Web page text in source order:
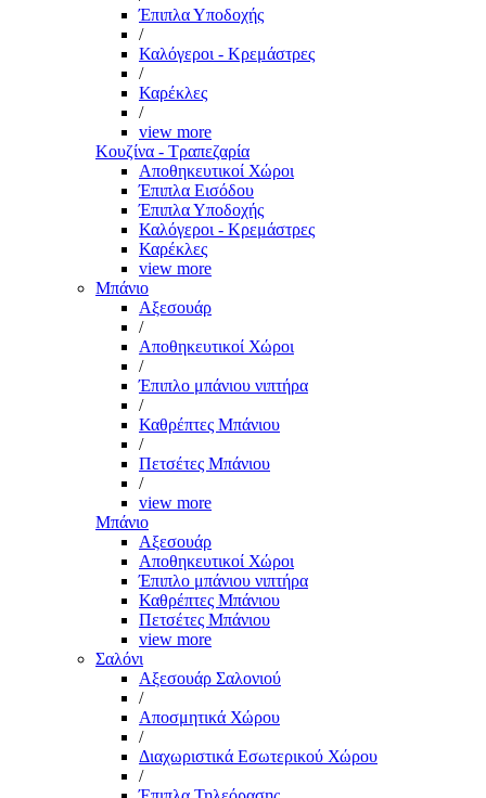
Έπιπλα Υποδοχής
/
Καλόγεροι - Κρεμάστρες
/
Καρέκλες
/
view more
Κουζίνα - Τραπεζαρία
Αποθηκευτικοί Χώροι
Έπιπλα Εισόδου
Έπιπλα Υποδοχής
Καλόγεροι - Κρεμάστρες
Καρέκλες
view more
Μπάνιο
Αξεσουάρ
/
Αποθηκευτικοί Χώροι
/
Έπιπλο μπάνιου νιπτήρα
/
Καθρέπτες Μπάνιου
/
Πετσέτες Μπάνιου
/
view more
Μπάνιο
Αξεσουάρ
Αποθηκευτικοί Χώροι
Έπιπλο μπάνιου νιπτήρα
Καθρέπτες Μπάνιου
Πετσέτες Μπάνιου
view more
Σαλόνι
Αξεσουάρ Σαλονιού
/
Αποσμητικά Χώρου
/
Διαχωριστικά Εσωτερικού Χώρου
/